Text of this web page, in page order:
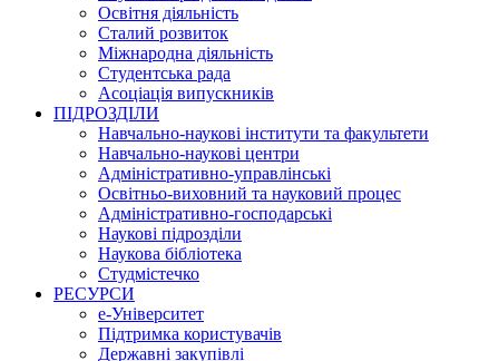
Освітня діяльність
Сталий розвиток
Міжнародна діяльність
Студентська рада
Асоціація випускників
ПІДРОЗДІЛИ
Навчально-наукові інститути та факультети
Навчально-наукові центри
Адміністративно-управлінські
Освітньо-виховний та науковий процес
Адміністративно-господарські
Наукові підрозділи
Наукова бібліотека
Студмістечко
РЕСУРСИ
е-Університет
Підтримка користувачів
Державні закупівлі